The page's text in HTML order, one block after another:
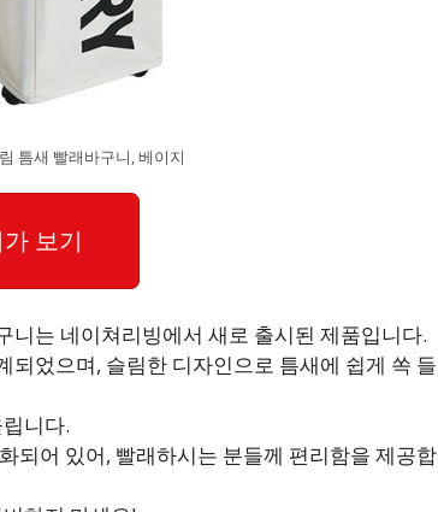
틈새 빨래바구니, 베이지
보기
니는 네이쳐리빙에서 새로 출시된 제품입니다.
었으며, 슬림한 디자인으로 틈새에 쉽게 쏙 들
니다.
되어 있어, 빨래하시는 분들께 편리함을 제공합